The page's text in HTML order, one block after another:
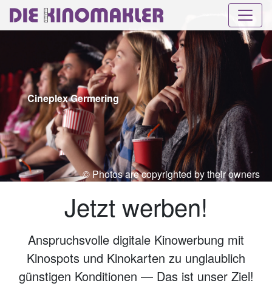
Cineplex Germering
© Photos are copyrighted by their owners
Jetzt werben!
Anspruchsvolle digitale Kinowerbung mit
Kinospots und Kinokarten zu unglaublich
günstigen Konditionen — Das ist unser Ziel!